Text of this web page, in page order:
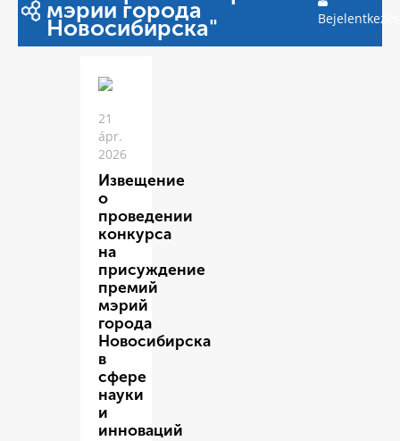
мэрии города
Новосибирска" Bejelentkezés
21
ápr.
2026
Извещение
о
проведении
конкурса
на
присуждение
премий
мэрий
города
Новосибирска
в
сфере
науки
и
инноваций